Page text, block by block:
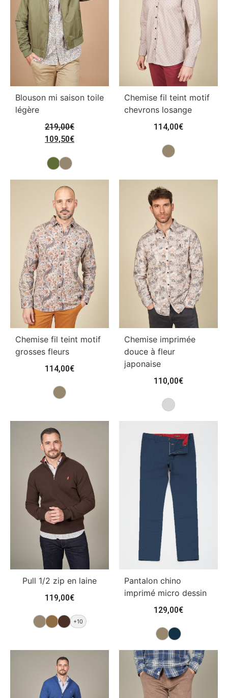
Blouson mi saison toile
légère
219,00€
109,50€
Chemise fil teint motif
chevrons losange
114,00€
Chemise fil teint motif
grosses fleurs
114,00€
Chemise imprimée
douce à fleur
japonaise
110,00€
Pull 1/2 zip en laine
119,00€
+10
Pantalon chino
imprimé micro dessin
129,00€